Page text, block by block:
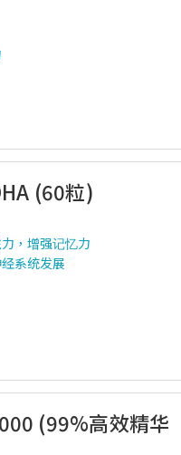
(60粒)
，增强记忆力
系统发展
(99%高效精华